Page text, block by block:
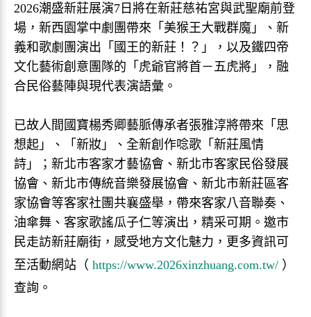
2026潮盛新莊展演7日將在新莊慈祐宮與武聖廟前登
場，新西園掌中劇團帶來「美猴王大戰群魔」、新
義和歌劇團演出「國王的新莊！？」，以及鐵四帝
文化藝術創意團隊的「虎爺官將首－五虎將」，融
合民俗藝陣與現代表演語彙。
已故人間國寶楊秀卿藝脈傳承者張雅淳將帶來「思
想起」、「新妝」、全新創作唸歌「新莊風情
詩」；新北市客家才藝協會、新北市客家民俗發展
協會、新北市傳統音樂發展協會、新北市新莊區客
家協會等客家社團共襄盛舉，帶來客家八音聯奏、
油傘舞、客家歌謠瓜子仁等演出，精采可期。邀市
民走訪新莊廟街，感受地方文化魅力，更多資訊可
至活動網站（ https://www.2026xinzhuang.com.tw/ ）
查詢。